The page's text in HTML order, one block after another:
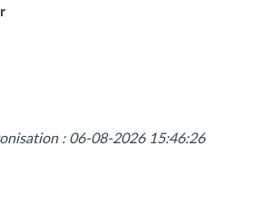
: 06-08-2026 15:46:26